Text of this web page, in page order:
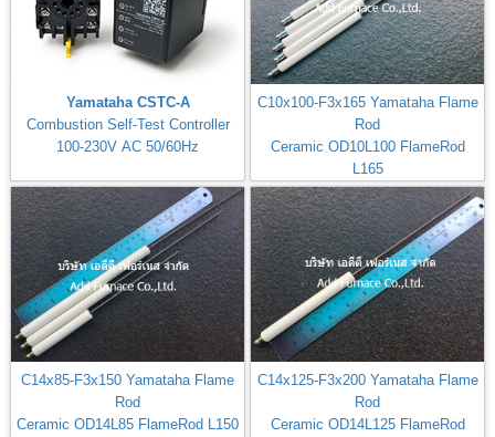
Yamataha CSTC-A
Combustion Self-Test Controller
100-230V AC 50/60Hz
C10x100-F3x165 Yamataha Flame
Rod
Ceramic OD10L100 FlameRod
L165
Yamataha
C14x85-F3x150 Yamataha Flame
Rod
Ceramic OD14L85 FlameRod L150
C14x125-F3x200 Yamataha Flame
Rod
Ceramic OD14L125 FlameRod